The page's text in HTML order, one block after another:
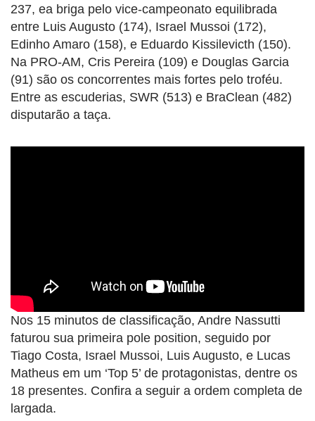
237, ea briga pelo vice-campeonato equilibrada
entre Luis Augusto (174), Israel Mussoi (172),
Edinho Amaro (158), e Eduardo Kissilevicth (150).
Na PRO-AM, Cris Pereira (109) e Douglas Garcia
(91) são os concorrentes mais fortes pelo troféu.
Entre as escuderias, SWR (513) e BraClean (482)
disputarão a taça.
Nos 15 minutos de classificação, Andre Nassutti
faturou sua primeira pole position, seguido por
Tiago Costa, Israel Mussoi, Luis Augusto, e Lucas
Matheus em um ‘Top 5’ de protagonistas, dentre os
18 presentes. Confira a seguir a ordem completa de
largada.